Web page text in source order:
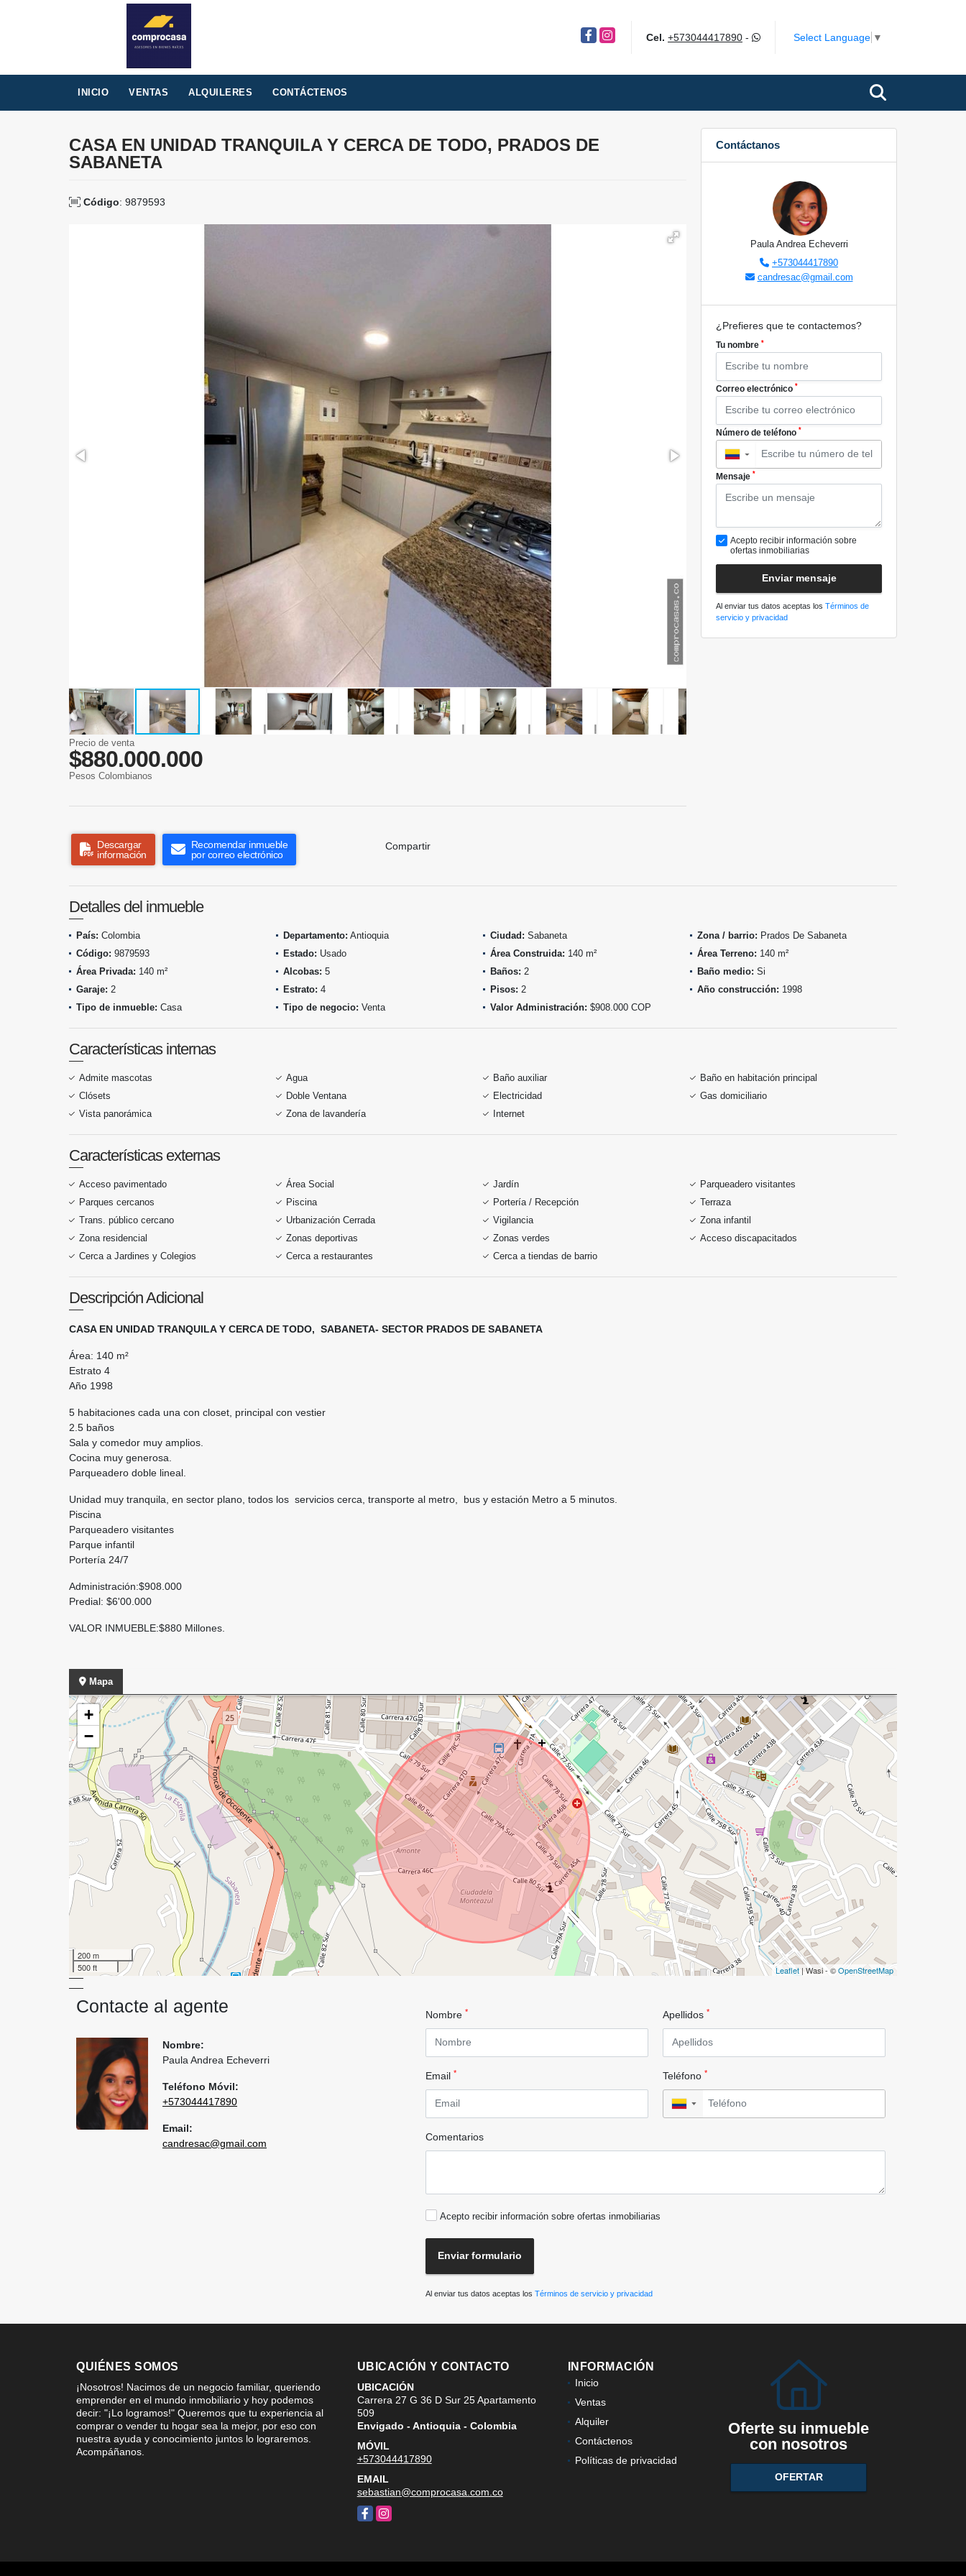
FacebookInstagram Cel. +573044417890- Select Language ▼
INICIO VENTAS ALQUILERES CONTÁCTENOS
CASA EN UNIDAD TRANQUILA Y CERCA DE TODO, PRADOS DE
SABANETA
Código: 9879593
Precio de venta
$880.000.000
Pesos Colombianos
Descargar
información
Recomendar inmueble
por correo electrónico
Compartir
Contáctanos
Paula Andrea Echeverri
+573044417890
candresac@gmail.com
¿Prefieres que te contactemos?
Tu nombre *
Correo electrónico *
Número de teléfono *
▼
Mensaje *
Acepto recibir información sobre
ofertas inmobiliarias
Enviar mensaje
Al enviar tus datos aceptas los Términos de
servicio y privacidad
Detalles del inmueble
País: Colombia Departamento: Antioquia Ciudad: Sabaneta Zona / barrio: Prados De Sabaneta
Código: 9879593 Estado: Usado Área Construida: 140 m² Área Terreno: 140 m²
Área Privada: 140 m² Alcobas: 5 Baños: 2 Baño medio: Si
Garaje: 2 Estrato: 4 Pisos: 2 Año construcción: 1998
Tipo de inmueble: Casa Tipo de negocio: Venta Valor Administración: $908.000 COP
Características internas
Admite mascotas Agua Baño auxiliar
Baño en habitación principal
Clósets
Doble Ventana Electricidad
Gas domiciliario
Vista panorámica
Zona de lavandería Internet
Características externas
Acceso pavimentado Área Social Jardín
Parqueadero visitantes
Parques cercanos
Piscina Portería / Recepción
Terraza
Trans. público cercano
Urbanización Cerrada Vigilancia
Zona infantil
Zona residencial
Zonas deportivas Zonas verdes
Acceso discapacitados
Cerca a Jardines y Colegios
Cerca a restaurantes Cerca a tiendas de barrio
Descripción Adicional
CASA EN UNIDAD TRANQUILA Y CERCA DE TODO, SABANETA- SECTOR PRADOS DE SABANETA
Área: 140 m²
Estrato 4
Año 1998
5 habitaciones cada una con closet, principal con vestier
2.5 baños
Sala y comedor muy amplios.
Cocina muy generosa.
Parqueadero doble lineal.
Unidad muy tranquila, en sector plano, todos los servicios cerca, transporte al metro, bus y estación Metro a 5 minutos.
Piscina
Parqueadero visitantes
Parque infantil
Portería 24/7
Administración:$908.000
Predial: $6'00.000
VALOR INMUEBLE:$880 Millones.
Mapa
+
−
200 m
500 ft
Leaflet | Wasi - ©OpenStreetMap
Contacte al agente
Nombre:
Paula Andrea Echeverri
Teléfono Móvil:
+573044417890
Email:
candresac@gmail.com
Nombre * Apellidos *
Email * Teléfono *
▼
Comentarios
Acepto recibir información sobre ofertas inmobiliarias
Enviar formulario
Al enviar tus datos aceptas los Términos de servicio y privacidad
QUIÉNES SOMOS
¡Nosotros! Nacimos de un negocio familiar, queriendo
emprender en el mundo inmobiliario y hoy podemos
decir: "¡Lo logramos!" Queremos que tu experiencia al
comprar o vender tu hogar sea la mejor, por eso con
nuestra ayuda y conocimiento juntos lo lograremos.
Acompáñanos.
UBICACIÓN Y CONTACTO
UBICACIÓN
Carrera 27 G 36 D Sur 25 Apartamento
509
Envigado - Antioquia - Colombia
MÓVIL
+573044417890
EMAIL
sebastian@comprocasa.com.co
FacebookInstagram
INFORMACIÓN
Inicio
Ventas
Alquiler
Contáctenos
Políticas de privacidad
Oferte su inmueble
con nosotros
OFERTAR